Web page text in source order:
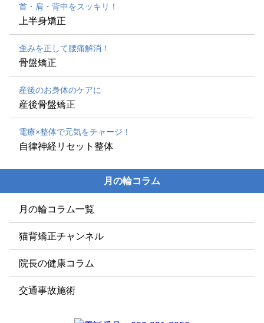
首・肩・背中をスッキリ！
上半身矯正
歪みを正して腰痛解消！
骨盤矯正
産後のお身体のケアに
産後骨盤矯正
電療×整体で元気をチャージ！
自律神経リセット整体
月の輪コラム
月の輪コラム一覧
猫背矯正チャンネル
院長の健康コラム
交通事故施術